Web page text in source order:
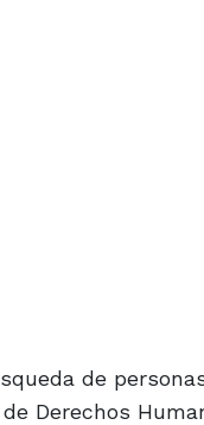
de
Derechos